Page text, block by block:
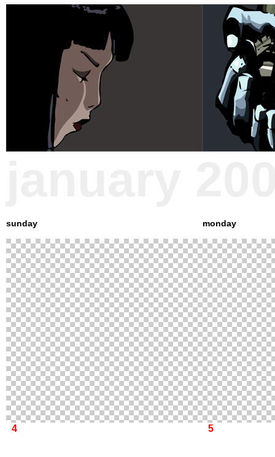
sunday monday
4 5